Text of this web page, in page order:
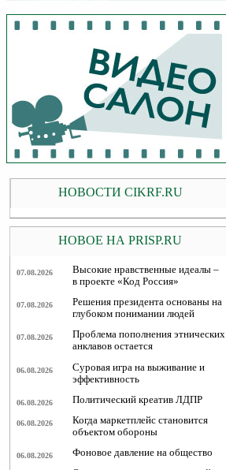
НОВОСТИ CIKRF.RU
НОВОЕ НА PRISP.RU
07.08.2026
Высокие нравственные идеалы –
в проекте «Код Россия»
07.08.2026
Решения президента основаны на
глубоком понимании людей
07.08.2026
Проблема пополнения этнических
анклавов остается
06.08.2026
Суровая игра на выживание и
эффективность
06.08.2026 Политический креатив ЛДПР
06.08.2026
Когда маркетплейс становится
объектом обороны
06.08.2026 Фоновое давление на общество